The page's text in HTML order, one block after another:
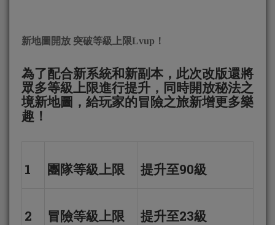
新地圖開放 突破等級上限Lvup ！
為了配合新系統和新副本，此次改版還將
眾多等級上限進行提升，同時開放秘法之
境新地圖，給玩家的冒險之旅新增更多樂
趣！
1 團隊等級上限 提升至90級
2 冒險等級上限 提升至23級